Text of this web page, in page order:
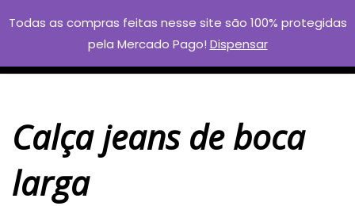
to
Calça jeans de boca
larga
Todas as compras feitas nesse site são 100% protegidas
pela Mercado Pago! Dispensar